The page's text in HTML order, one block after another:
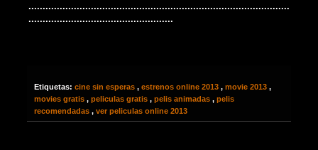
............................................................................................
...................................................
Etiquetas: cine sin esperas , estrenos online 2013 , movie 2013 ,
movies gratis , peliculas gratis , pelis animadas , pelis
recomendadas , ver peliculas online 2013